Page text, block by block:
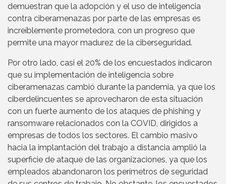
demuestran que la adopción y el uso de inteligencia
contra ciberamenazas por parte de las empresas es
increíblemente prometedora, con un progreso que
permite una mayor madurez de la ciberseguridad.
Por otro lado, casi el 20% de los encuestados indicaron
que su implementación de inteligencia sobre
ciberamenazas cambió durante la pandemia, ya que los
ciberdelincuentes se aprovecharon de esta situación
con un fuerte aumento de los ataques de phishing y
ransomware relacionados con la COVID, dirigidos a
empresas de todos los sectores. El cambio masivo
hacia la implantación del trabajo a distancia amplió la
superficie de ataque de las organizaciones, ya que los
empleados abandonaron los perímetros de seguridad